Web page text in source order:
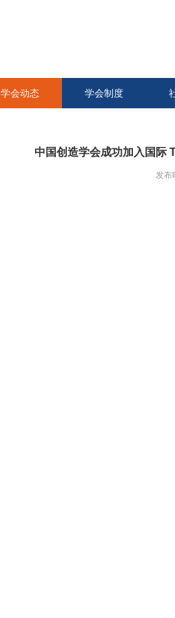
学会动态 学会制度
中国创造学会成功加入国际
发布